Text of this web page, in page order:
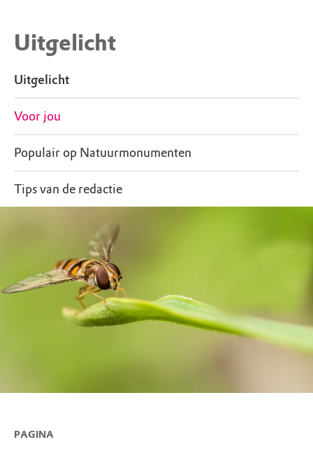
Uitgelicht
Uitgelicht
Voor jou
Populair op Natuurmonumenten
Tips van de redactie
PAGINA